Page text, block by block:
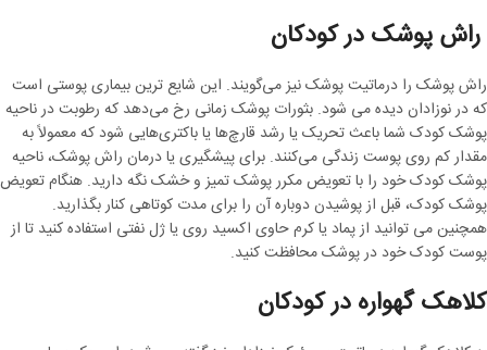
راش پوشک در کودکان
راش پوشک را درماتیت پوشک نیز می‌گویند. این شایع ترین بیماری پوستی است
که در نوزادان دیده می شود. بثورات پوشک زمانی رخ می‌دهد که رطوبت در ناحیه
پوشک کودک شما باعث تحریک یا رشد قارچ‌ها یا باکتری‌هایی شود که معمولاً به
مقدار کم روی پوست زندگی می‌کنند. برای پیشگیری یا درمان راش پوشک، ناحیه
پوشک کودک خود را با تعویض مکرر پوشک تمیز و خشک نگه دارید. هنگام تعویض
پوشک کودک، قبل از پوشیدن دوباره آن را برای مدت کوتاهی کنار بگذارید.
همچنین می توانید از پماد یا کرم حاوی اکسید روی یا ژل نفتی استفاده کنید تا از
پوست کودک خود در پوشک محافظت کنید.
کلاهک گهواره در کودکان